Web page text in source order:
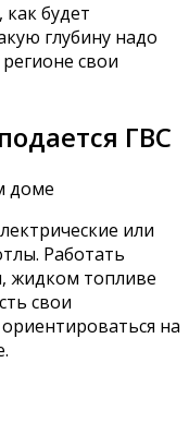
будет
глубину надо
свои
ГВС
или
Работать
жидком топливе
свои
на